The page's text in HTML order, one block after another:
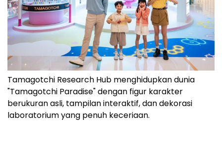
Tamagotchi Research Hub menghidupkan dunia
"Tamagotchi Paradise" dengan figur karakter
berukuran asli, tampilan interaktif, dan dekorasi
laboratorium yang penuh keceriaan.